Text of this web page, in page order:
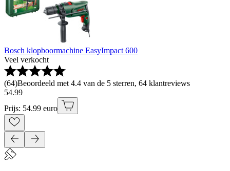
Bosch klopboormachine EasyImpact 600
Veel verkocht
(64)Beoordeeld met 4.4 van de 5 sterren, 64 klantreviews
54.99
Prijs: 54.99 euro